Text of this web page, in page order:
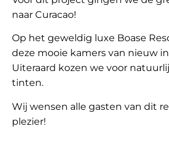
naar Curacao!
Op het geweldig luxe Boase
deze mooie kamers van nieuw
Uiteraard kozen we voor
tinten.
Wij wensen alle gasten van dit
plezier!